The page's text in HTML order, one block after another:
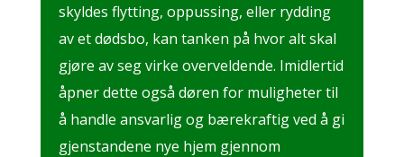
skyldes flytting, oppussing, eller rydding
av et dødsbo, kan tanken på hvor alt skal
gjøre av seg virke overveldende. Imidlertid
åpner dette også døren for muligheter til
å handle ansvarlig og bærekraftig ved å gi
gjenstandene nye hjem gjennom